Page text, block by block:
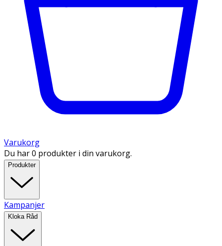
Varukorg
Du har 0 produkter i din varukorg.
Produkter
Kampanjer
Kloka Råd